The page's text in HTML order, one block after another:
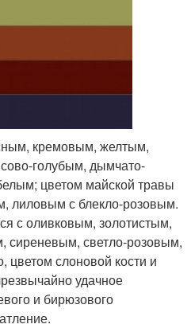
кремовым, желтым,
голубым, дымчато-
цветом майской травы
лиловым с блекло-розовым.
с оливковым, золотистым,
сиреневым, светло-розовым,
цветом слоновой кости и
удачное
и бирюзового